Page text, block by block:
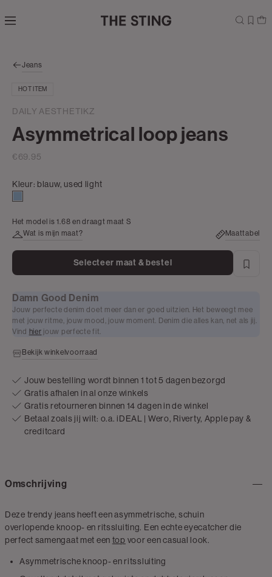
direct naar
zoekbalk
naar de
Jeans
HOT ITEM
DAILY AESTHETIKZ
Asymmetrical loop jeans
€69.95
Kleur: blauw, used light
light
Het model is 1.68 en draagt maat S
Wat is mijn maat?
Maattabel
Selecteer maat & bestel
Damn Good Denim
Jouw perfecte denim doet meer dan er goed uitzien. Het beweegt mee
met jouw ritme, jouw mood, jouw moment. Denim die alles kan, net als jij.
Vind hier jouw perfecte fit.
Bekijk winkelvoorraad
Jouw bestelling wordt binnen 1 tot 5 dagen bezorgd
Gratis afhalen in al onze winkels
Gratis retourneren binnen 14 dagen in de winkel
Betaal zoals jij wilt: o.a. iDEAL | Wero, Riverty, Apple pay &
creditcard
Omschrijving
Deze trendy jeans heeft een asymmetrische, schuin
overlopende knoop- en ritssluiting. Een echte eyecatcher die
perfect samengaat met een top voor een casual look.
Asymmetrische knoop- en ritssluiting